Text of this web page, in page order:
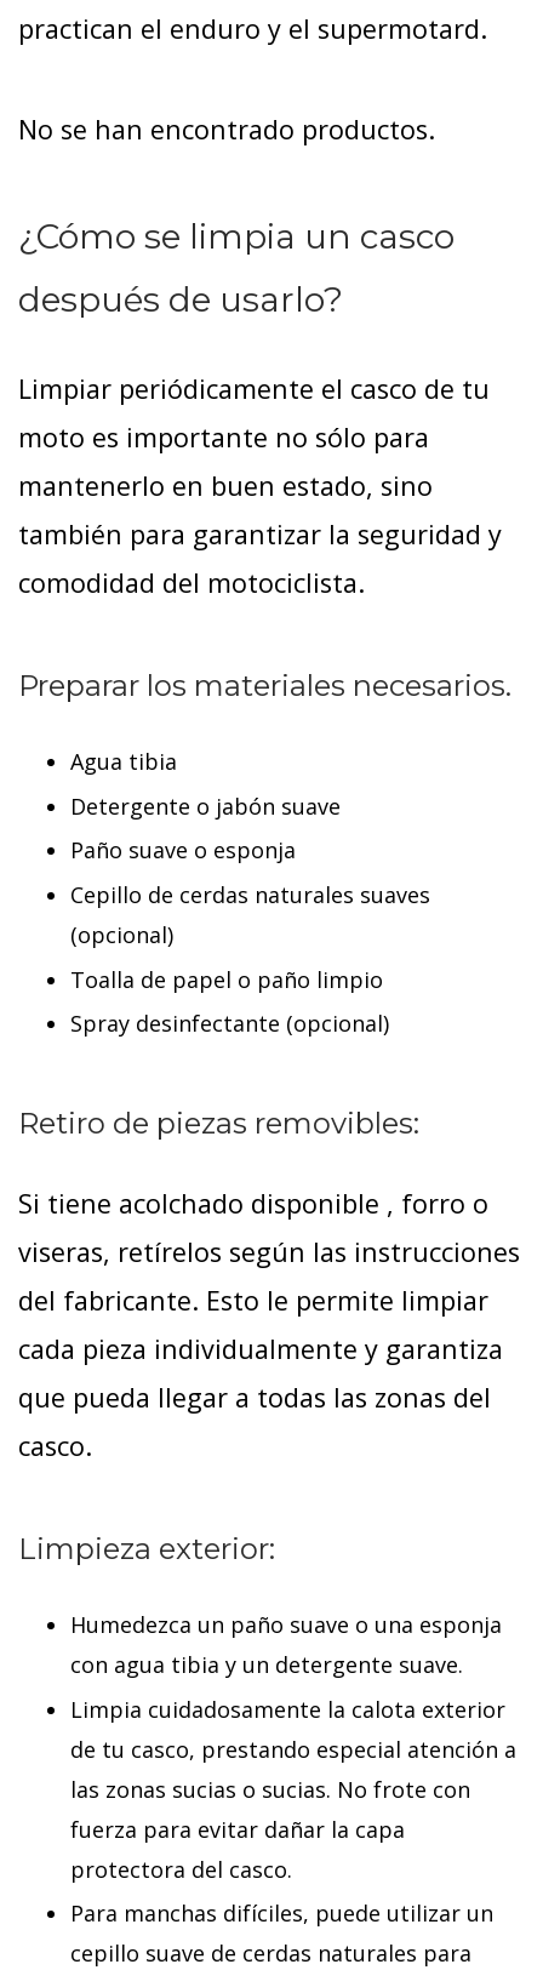
practican el enduro y el supermotard.
No se han encontrado productos.
¿Cómo se limpia un casco
después de usarlo?
Limpiar periódicamente el casco de tu
moto es importante no sólo para
mantenerlo en buen estado, sino
también para garantizar la seguridad y
comodidad del motociclista.
Preparar los materiales necesarios.
Agua tibia
Detergente o jabón suave
Paño suave o esponja
Cepillo de cerdas naturales suaves
(opcional)
Toalla de papel o paño limpio
Spray desinfectante (opcional)
Retiro de piezas removibles:
Si tiene acolchado disponible , forro o
viseras, retírelos según las instrucciones
del fabricante. Esto le permite limpiar
cada pieza individualmente y garantiza
que pueda llegar a todas las zonas del
casco.
Limpieza exterior:
Humedezca un paño suave o una esponja
con agua tibia y un detergente suave.
Limpia cuidadosamente la calota exterior
de tu casco, prestando especial atención a
las zonas sucias o sucias. No frote con
fuerza para evitar dañar la capa
protectora del casco.
Para manchas difíciles, puede utilizar un
cepillo suave de cerdas naturales para